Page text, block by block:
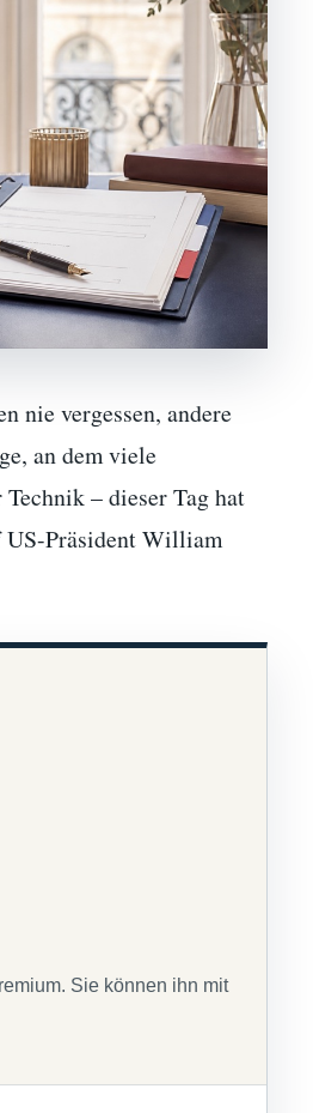
nie vergessen, andere
an dem viele
– dieser Tag hat
US-Präsident William
Sie können ihn mit